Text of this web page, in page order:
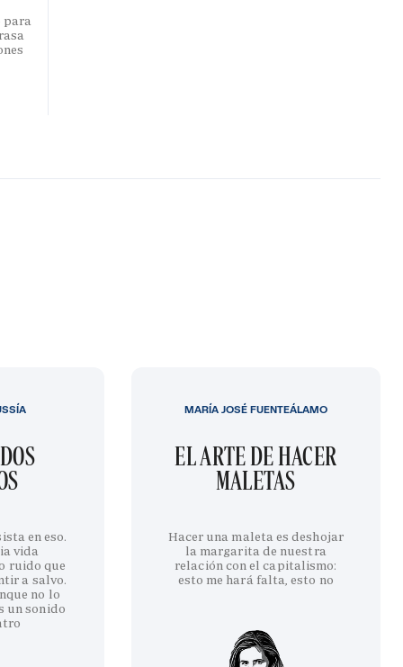
para
en eso.
vida
ruido que
a salvo.
no lo
un sonido
EL ARTE DE HACER
MALETAS
Hacer una maleta es deshojar
la margarita de nuestra
relación con el capitalismo:
esto me hará falta, esto no
MARÍA JOSÉ FUENTEÁLAMO